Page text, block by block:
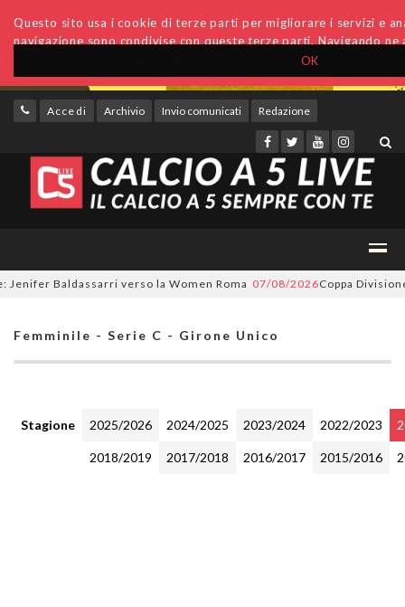
OK
Questo sito usa i cookie di terze parti per migliorare i servizi e
navigazione sono condivise con queste terze parti. Navigando
Accedi Archivio Invio comunicati Redazione
Baldassarri verso la Women Roma 07/08/2026Coppa Divisione, si
Femminile - Serie C - Girone Unico
Stagione 2025/2026 2024/2025 2023/2024 2022/2023
2018/2019 2017/2018 2016/2017 2015/2016